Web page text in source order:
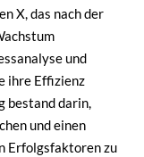
X, das nach der
und
ihre Effizienz
bestand darin,
und einen
Erfolgsfaktoren zu